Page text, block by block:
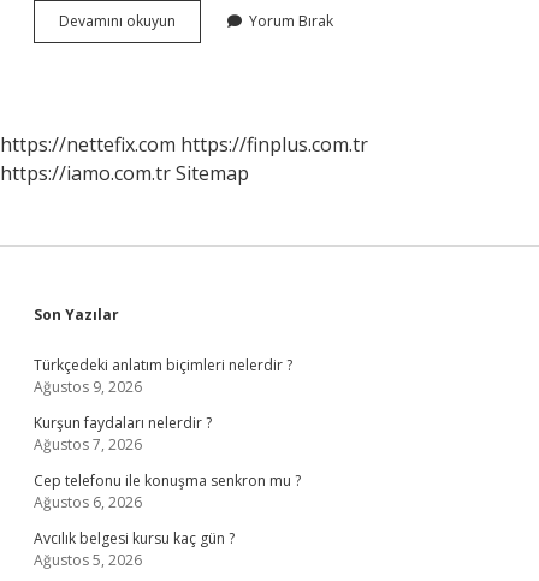
Devamını okuyun
Grey
Yorum Bırak
https://nettefix.com https://finplus.com.tr
https://iamo.com.trSitemap
Sidebar
Son Yazılar
Türkçedeki anlatım biçimleri nelerdir ?
Ağustos 9, 2026
Kurşun faydaları nelerdir ?
Ağustos 7, 2026
Cep telefonu ile konuşma senkron mu ?
Ağustos 6, 2026
Avcılık belgesi kursu kaç gün ?
Ağustos 5, 2026